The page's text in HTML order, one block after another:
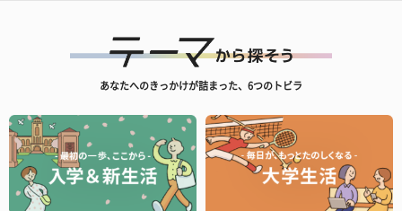
あなたへのきっかけが詰まった、6つのトビラ